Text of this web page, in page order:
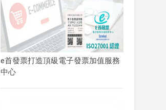
e首發票打造頂級電子發票加值服務
中心